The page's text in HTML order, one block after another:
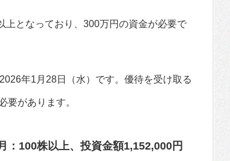
上となっており、300万円の資金が必要で
年1月28日（水）です。優待を受け取る
要があります。
：100株以上、投資金額1,152,000円